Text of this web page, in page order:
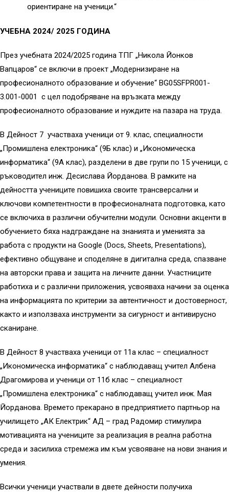
ориентиране на ученици.“
УЧЕБНА 2024/ 2025 ГОДИНА
През учебната 2024/2025 година ТПГ „Никола Йонков
Вапцаров“ се включи в проект „Модернизиране на
професионалното образование и обучение“ BG05SFPR001-
3.001-0001 с цел подобряване на връзката между
професионалното образование и нуждите на пазара на труда.
В Дейност 7 участваха ученици от 9. клас, специалности
„Промишлена електроника“ (9Б клас) и „Икономическа
информатика“ (9А клас), разделени в две групи по 15 ученици, с
ръководител инж. Десислава Йорданова. В рамките на
дейността учениците повишиха своите трансверсални и
ключови компетентности в професионалната подготовка, като
се включиха в различни обучителни модули. Основни акценти в
обучението бяха надграждане на знанията и уменията за
работа с продукти на Google (Docs, Sheets, Presentations),
ефективно общуване и споделяне в дигитална среда, спазване
на авторски права и защита на личните данни. Участниците
работиха и с различни приложения, усвояваха начини за оценка
на информацията по критерии за автентичност и достоверност,
както и използваха инструменти за сигурност и антивирусно
сканиране.
В Дейност 8 участваха ученици от 11а клас – специалност
„Икономическа информатика“ с наблюдаващ учител Албена
Драгомирова и ученици от 11б клас – специалност
„Промишлена електроника“ с наблюдаващ учител инж. Мая
Йорданова. Времето прекарано в предприятието партньор на
училището „АК Електрик“ АД – град Радомир стимулира
мотивацията на учениците за реализация в реална работна
среда и засилиха стремежа им към усвояване на нови знания и
умения.
Всички ученици участвали в двете дейности получиха